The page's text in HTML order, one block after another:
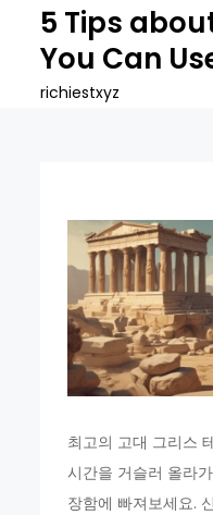
content
5 Tips
You Can
richiestxyz
최고의 고대 그리스
시간을 거슬러 올라
장함에 빠져보세요.